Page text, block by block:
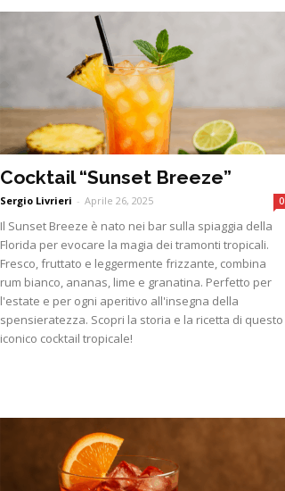
Cocktail “Sunset Breeze”
Sergio Livrieri - Aprile 26, 2025 0
Il Sunset Breeze è nato nei bar sulla spiaggia della
Florida per evocare la magia dei tramonti tropicali.
Fresco, fruttato e leggermente frizzante, combina
rum bianco, ananas, lime e granatina. Perfetto per
l'estate e per ogni aperitivo all'insegna della
spensieratezza. Scopri la storia e la ricetta di questo
iconico cocktail tropicale!